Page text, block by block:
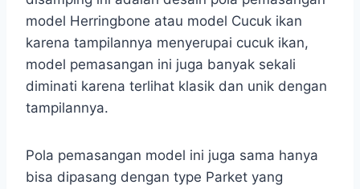
model Herringbone atau model Cucuk ikan
karena tampilannya menyerupai cucuk ikan,
model pemasangan ini juga banyak sekali
diminati karena terlihat klasik dan unik dengan
tampilannya.
Pola pemasangan model ini juga sama hanya
bisa dipasang dengan type Parket yang